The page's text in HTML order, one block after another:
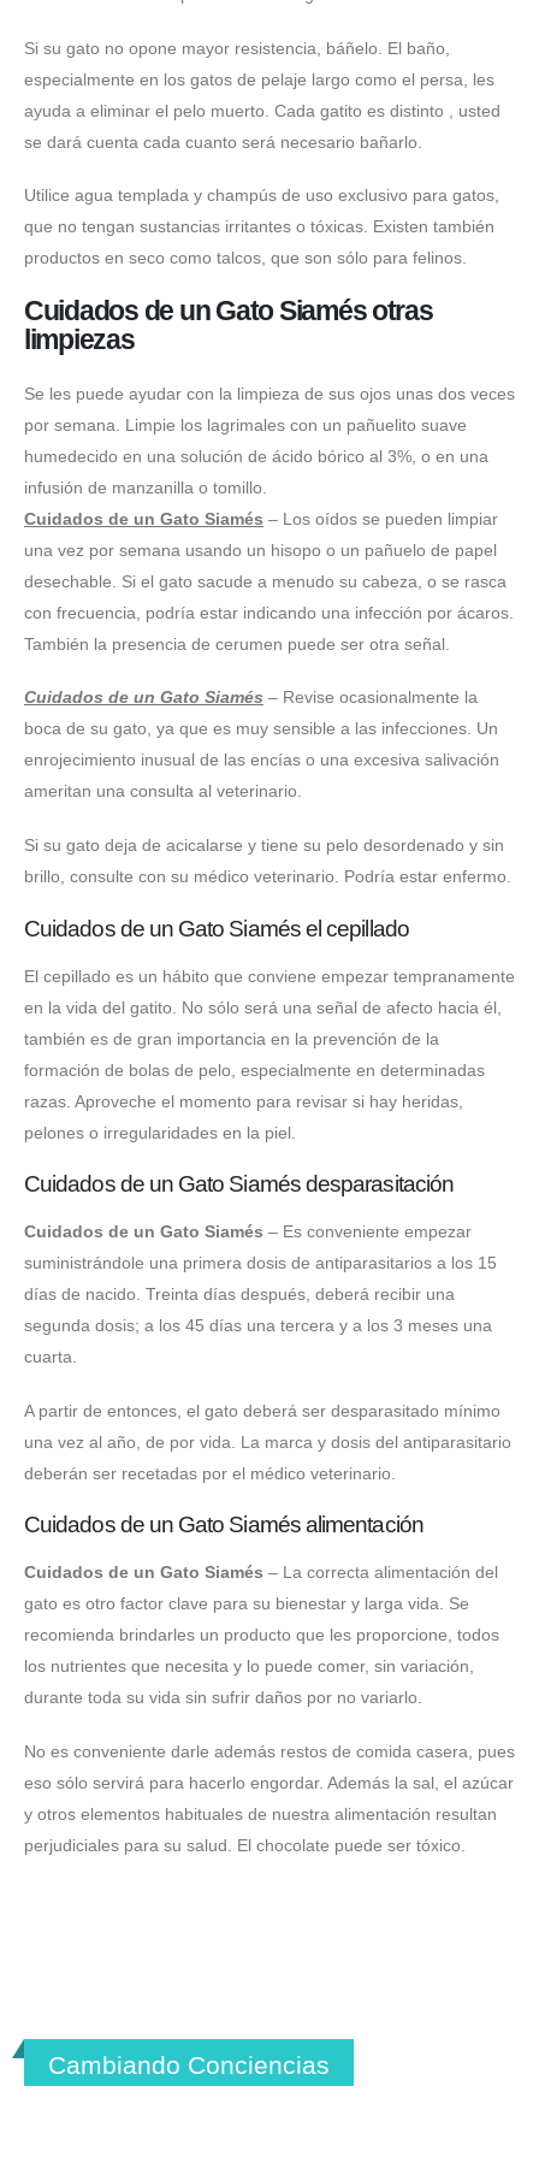
Si su gato no opone mayor resistencia, báñelo. El baño,
especialmente en los gatos de pelaje largo como el persa, les
ayuda a eliminar el pelo muerto. Cada gatito es distinto , usted
se dará cuenta cada cuanto será necesario bañarlo.
Utilice agua templada y champús de uso exclusivo para gatos,
que no tengan sustancias irritantes o tóxicas. Existen también
productos en seco como talcos, que son sólo para felinos.
Cuidados de un Gato Siamés otras
limpiezas
Se les puede ayudar con la limpieza de sus ojos unas dos veces
por semana. Limpie los lagrimales con un pañuelito suave
humedecido en una solución de ácido bórico al 3%, o en una
infusión de manzanilla o tomillo.
Cuidados de un Gato Siamés – Los oídos se pueden limpiar
una vez por semana usando un hisopo o un pañuelo de papel
desechable. Si el gato sacude a menudo su cabeza, o se rasca
con frecuencia, podría estar indicando una infección por ácaros.
También la presencia de cerumen puede ser otra señal.
Cuidados de un Gato Siamés – Revise ocasionalmente la
boca de su gato, ya que es muy sensible a las infecciones. Un
enrojecimiento inusual de las encías o una excesiva salivación
ameritan una consulta al veterinario.
Si su gato deja de acicalarse y tiene su pelo desordenado y sin
brillo, consulte con su médico veterinario. Podría estar enfermo.
Cuidados de un Gato Siamés el cepillado
El cepillado es un hábito que conviene empezar tempranamente
en la vida del gatito. No sólo será una señal de afecto hacia él,
también es de gran importancia en la prevención de la
formación de bolas de pelo, especialmente en determinadas
razas. Aproveche el momento para revisar si hay heridas,
pelones o irregularidades en la piel.
Cuidados de un Gato Siamés desparasitación
Cuidados de un Gato Siamés – Es conveniente empezar
suministrándole una primera dosis de antiparasitarios a los 15
días de nacido. Treinta días después, deberá recibir una
segunda dosis; a los 45 días una tercera y a los 3 meses una
cuarta.
A partir de entonces, el gato deberá ser desparasitado mínimo
una vez al año, de por vida. La marca y dosis del antiparasitario
deberán ser recetadas por el médico veterinario.
Cuidados de un Gato Siamés alimentación
Cuidados de un Gato Siamés – La correcta alimentación del
gato es otro factor clave para su bienestar y larga vida. Se
recomienda brindarles un producto que les proporcione, todos
los nutrientes que necesita y lo puede comer, sin variación,
durante toda su vida sin sufrir daños por no variarlo.
No es conveniente darle además restos de comida casera, pues
eso sólo servirá para hacerlo engordar. Además la sal, el azúcar
y otros elementos habituales de nuestra alimentación resultan
perjudiciales para su salud. El chocolate puede ser tóxico.
Cambiando Conciencias